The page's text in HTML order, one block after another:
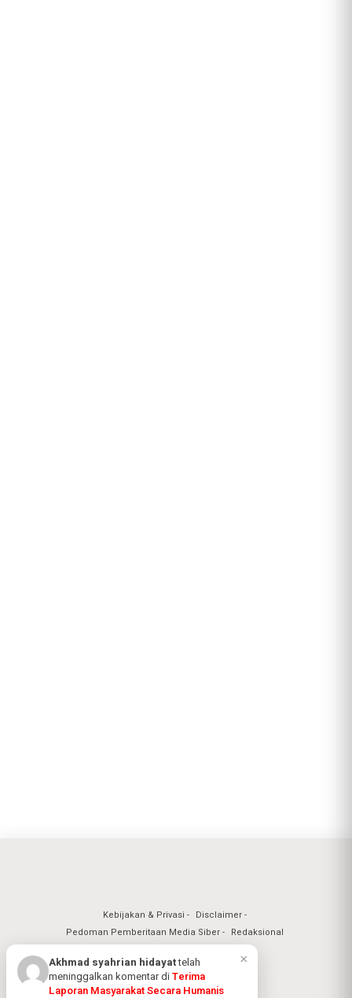
Kebijakan & Privasi
Disclaimer
Pedoman Pemberitaan Media Siber
Redaksional
Akhmad syahrian hidayattelah
meninggalkan komentar diTerima